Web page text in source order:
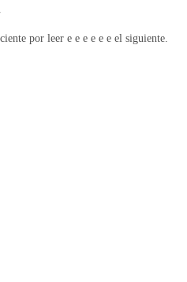
por leer e e e e e e el siguiente.